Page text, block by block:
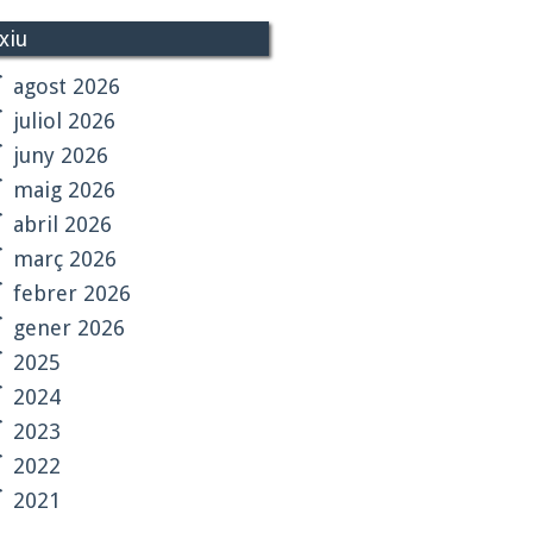
agost 2026
juliol 2026
juny 2026
maig 2026
abril 2026
març 2026
febrer 2026
gener 2026
2025
2024
2023
2022
2021